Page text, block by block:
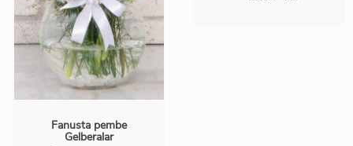
Fanusta pembe
Gelberalar